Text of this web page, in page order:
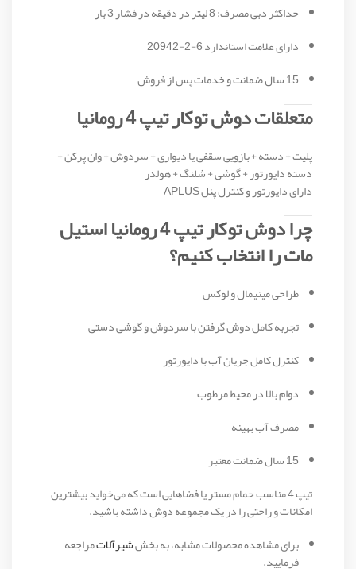
حداکثر دبی مصرف: 8 لیتر در دقیقه در فشار 3 بار
دارای علامت استاندارد 6-2-20942
15 سال ضمانت و خدمات پس از فروش
متعلقات دوش توکار تیپ 4 رومانیا
پلیت + دسته + بازویی سقفی یا دیواری + سردوش + وان پرکن +
دسته دایورتور + گوشی + شلنگ + هولدر
دارای دایورتور و کنترل پنل APLUS
چرا دوش توکار تیپ 4 رومانیا استیل
مات را انتخاب کنیم؟
طراحی مینیمال و لوکس
تجربه کامل دوش گرفتن با سردوش و گوشی دستی
کنترل کامل جریان آب با دایورتور
دوام بالا در محیط مرطوب
مصرف آب بهینه
15 سال ضمانت معتبر
تیپ 4 مناسب حمام مستر یا فضاهایی است که می‌خواید بیشترین
امکانات و راحتی را در یک مجموعه دوش داشته باشید.
برای مشاهده محصولات مشابه، به بخششیرآلاتمراجعه
فرمایید.